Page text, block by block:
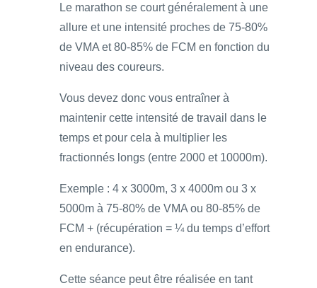
Le marathon se court généralement à une
allure et une intensité proches de 75-80%
de VMA et 80-85% de FCM en fonction du
niveau des coureurs.
Vous devez donc vous entraîner à
maintenir cette intensité de travail dans le
temps et pour cela à multiplier les
fractionnés longs (entre 2000 et 10000m).
Exemple : 4 x 3000m, 3 x 4000m ou 3 x
5000m à 75-80% de VMA ou 80-85% de
FCM + (récupération = ¼ du temps d’effort
en endurance).
Cette séance peut être réalisée en tant